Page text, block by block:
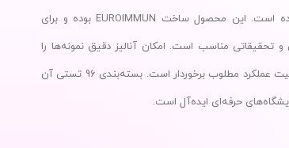
تخصصی طراحی شده است. این محصول ساخت EUROIMMUN بوده و برای
تحقیقاتی مناسب است. امکان آنالیز دقیق نمونه‌ها را
فراهم کرده و از کیفیت عملکرد مطلوب برخوردار است. بسته‌بندی 96 تستی آن
حرفه‌ای ایده‌آل است.